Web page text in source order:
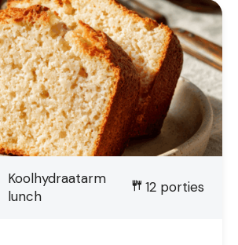
Koolhydraatarm
lunch
12porties